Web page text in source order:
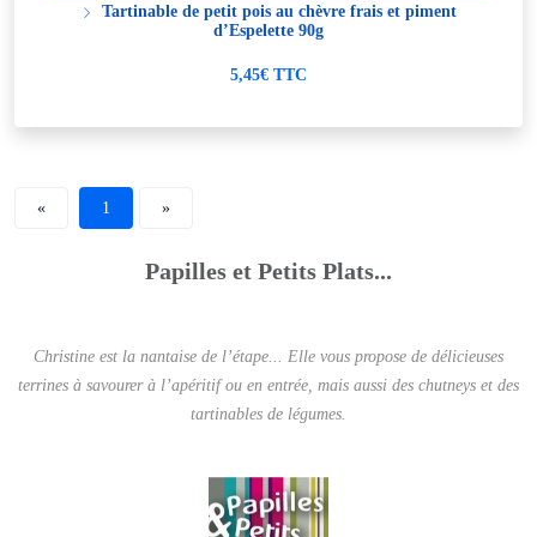
Tartinable de petit pois au chèvre frais et piment
d’Espelette 90g
5,45€ TTC
« 1 »
Papilles et Petits Plats...
Christine est la nantaise de l’étape... Elle vous propose de délicieuses
terrines à savourer à l’apéritif ou en entrée, mais aussi des chutneys et des
tartinables de légumes.